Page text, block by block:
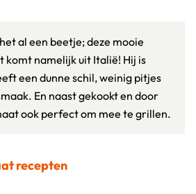
al een beetje; deze mooie
namelijk uit Italië! Hij is
een dunne schil, weinig pitjes
En naast gekookt en door
ook perfect om mee te grillen.
recepten